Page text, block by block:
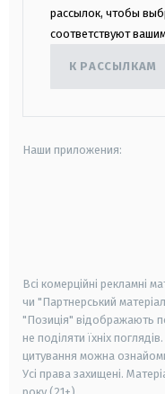
рассылок, чтобы
соответствуют
К РАССЫЛКАМ
Наши приложения:
Всі комерційні рекламні
чи "Партнерський
"Позиція" відображають
не поділяти їхніх
цитування можна
Усі права захищені.